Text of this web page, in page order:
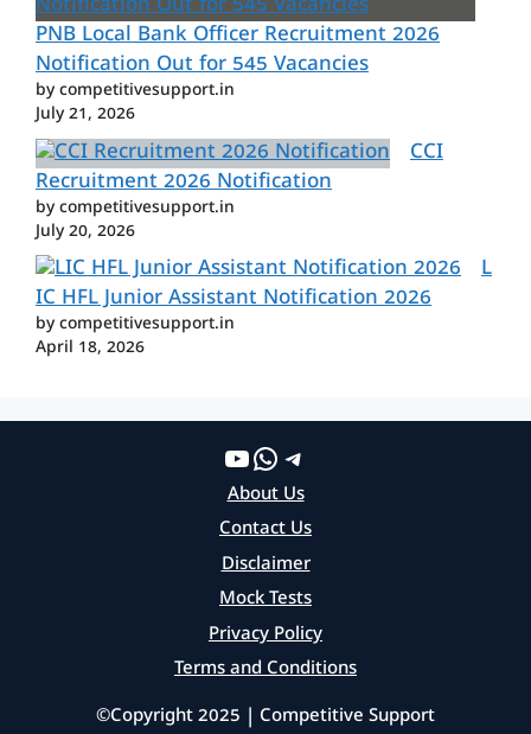
PNB Local Bank Officer Recruitment 2026
Notification Out for 545 Vacancies
by competitivesupport.in
July 21, 2026
CCI
Recruitment 2026 Notification
by competitivesupport.in
July 20, 2026
L
IC HFL Junior Assistant Notification 2026
by competitivesupport.in
April 18, 2026
YouTube
WhatsApp
Telegram
About Us
Contact Us
Disclaimer
Mock Tests
Privacy Policy
Terms and Conditions
©Copyright 2025 | Competitive Support